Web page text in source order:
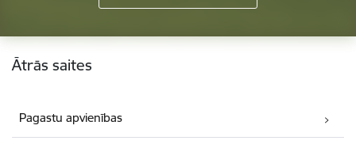
Kājene
Ātrās saites
Pagastu apvienības